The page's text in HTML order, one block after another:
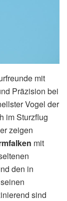
mit
Präzision bei
Vogel der
im Sturzflug
zeigen
mit
den in
sind